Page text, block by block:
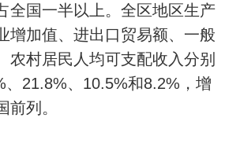
全国一半以上。全区地区生产
增加值、进出口贸易额、一般
农村居民人均可支配收入分别
、21.8%、10.5%和8.2%，增
前列。